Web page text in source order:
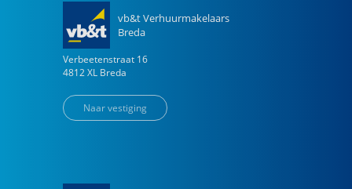
vb&t Verhuurmakelaars
Breda
Verbeetenstraat 16
4812 XL Breda
Naar vestiging